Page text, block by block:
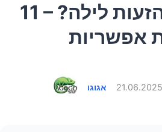
מה גורם להזעות לילה? – 11
אפשריות
אגוגו 21.06.2025